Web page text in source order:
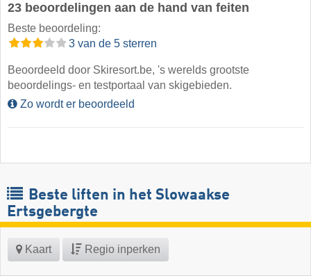
23 beoordelingen aan de hand van feiten
Beste beoordeling:
3 van de 5 sterren
Beoordeeld door Skiresort.be, 's werelds grootste
beoordelings- en testportaal van skigebieden.
Zo wordt er beoordeeld
Beste liften in het Slowaakse
Ertsgebergte
Kaart Regio inperken